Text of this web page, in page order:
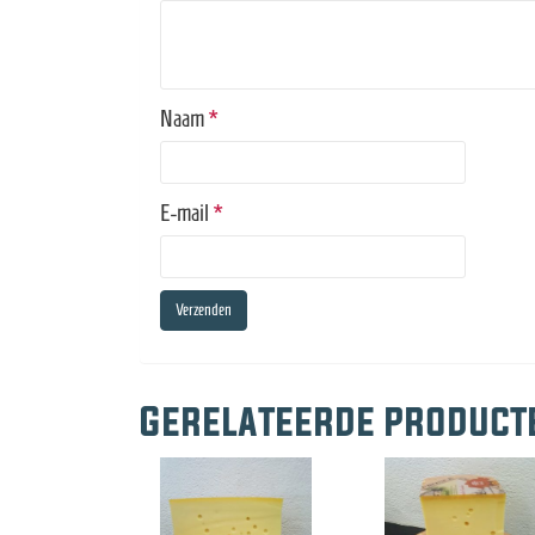
Naam*
E-mail *
Gerelateerde